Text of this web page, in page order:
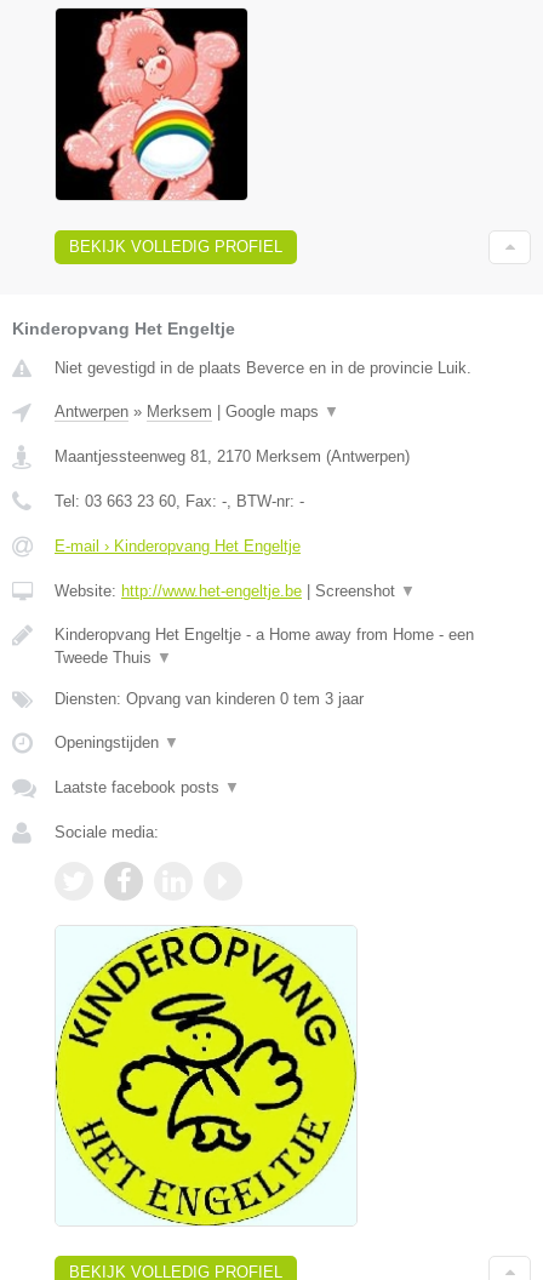
BEKIJK VOLLEDIG PROFIEL
Kinderopvang Het Engeltje
Niet gevestigd in de plaats Beverce en in de provincie Luik.
Antwerpen » Merksem Google maps ▼
Maantjessteenweg 81 2170 Merksem (Antwerpen)
Tel: 03 663 23 60 , Fax: - , BTW-nr: -
E-mail › Kinderopvang Het Engeltje
Website: http://www.het-engeltje.be Screenshot ▼
Kinderopvang Het Engeltje - a Home away from Home - een
Tweede Thuis ▼
Diensten: Opvang van kinderen 0 tem 3 jaar
Openingstijden ▼
Laatste facebook posts ▼
Sociale media:
BEKIJK VOLLEDIG PROFIEL